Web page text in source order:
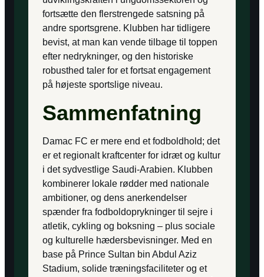
fortsætte den flerstrengede satsning på
andre sportsgrene. Klubben har tidligere
bevist, at man kan vende tilbage til toppen
efter nedrykninger, og den historiske
robusthed taler for et fortsat engagement
på højeste sportslige niveau.
Sammenfatning
Damac FC er mere end et fodboldhold; det
er et regionalt kraftcenter for idræt og kultur
i det sydvestlige Saudi-Arabien. Klubben
kombinerer lokale rødder med nationale
ambitioner, og dens anerkendelser
spænder fra fodboldoprykninger til sejre i
atletik, cykling og boksning – plus sociale
og kulturelle hædersbevisninger. Med en
base på Prince Sultan bin Abdul Aziz
Stadium, solide træningsfaciliteter og et